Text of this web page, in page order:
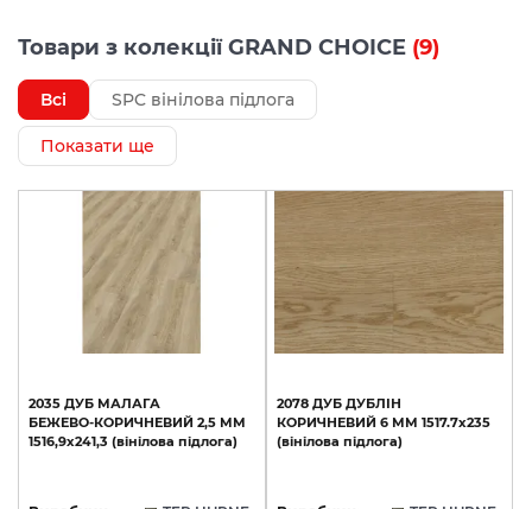
Товари з колекції GRAND CHOICE (9)
Всі SPC вінілова підлога
Показати ще
2035 ДУБ МАЛАГА
БЕЖЕВО-КОРИЧНЕВИЙ 2,5 ММ
1516,9х241,3 (вінілова підлога)
2078 ДУБ ДУБЛІН
КОРИЧНЕВИЙ 6 ММ 1517.7х235
(вінілова підлога)